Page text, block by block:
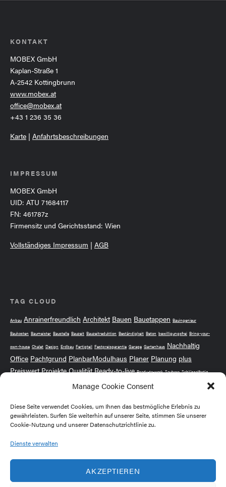
Manage Cookie Consent
Diese Seite verwendet Cookies, um Ihnen das bestmögliche Erlebnis zu
gewährleisten. Surfen Sie weiterhin auf unserer Seite, stimmen Sie unserer
Cookie-Nutzung und unserer Datenschutzrichtlinie zu.
Dienste verwalten
AKZEPTIEREN
KONTAKT
MOBEX GmbH
Kaplan-Straße 1
A-2542 Kottingbrunn
www.mobex.at
office@mobex.at
+43 1 236 35 36
Karte | Anfahrtsbeschreibungen
IMPRESSUM
MOBEX GmbH
UID: ATU 71684117
FN: 461787z
Firmensitz und Gerichtsstand: Wien
Vollständiges Impressum | AGB
TAG CLOUD
Anbau Anrainerfreundlich Architekt Bauen Bauetappen Bauingenieur
Baukosten Baumeister Baustelle Bauzeit Bauzeitreduktion Beständigkeit Beton bewilligungsfrei Bring-your-
own-house Chalet Design Erdbau Fertigteil Festpreisgarantie Garage Gartenhaus Nachhaltig
Office Pachtgrund PlanbarModulhaus Planer Planung plus
Preiswert Projekte Qualität Ready-to-live Ready-to-work Saubere Schlüsselfertig
Stressfrei Vertrauen Wintergarten
ÖBA